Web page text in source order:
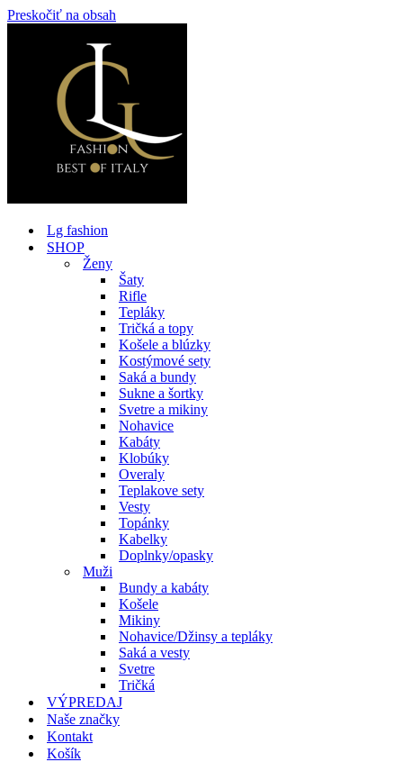
Preskočiť na obsah
Lg fashion
SHOP
Ženy
Šaty
Rifle
Tepláky
Tričká a topy
Košele a blúzky
Kostýmové sety
Saká a bundy
Sukne a šortky
Svetre a mikiny
Nohavice
Kabáty
Klobúky
Overaly
Teplakove sety
Vesty
Topánky
Kabelky
Doplnky/opasky
Muži
Bundy a kabáty
Košele
Mikiny
Nohavice/Džinsy a tepláky
Saká a vesty
Svetre
Tričká
VÝPREDAJ
Naše značky
Kontakt
Košík